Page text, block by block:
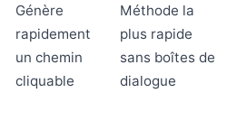
Génère
rapidement
un chemin
cliquable
Méthode la
plus rapide
sans boîtes de
dialogue